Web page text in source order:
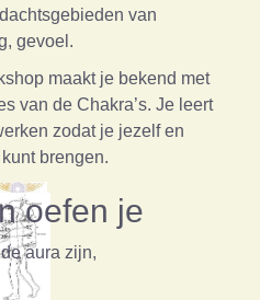
van
gevoel.
maakt je bekend met
van de Chakra’s. Je leert
zodat je jezelf en
brengen.
oefen je
aura zijn,